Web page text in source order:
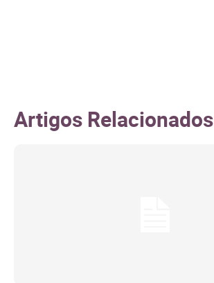
Artigos Relacionados